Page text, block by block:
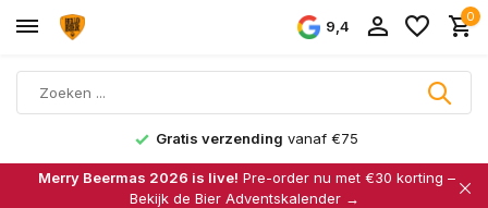
9,4
0
Gratis verzending vanaf €75
Merry Beermas 2026 is live! Pre-order nu met €30 korting –
Bekijk de Bier Adventskalender →